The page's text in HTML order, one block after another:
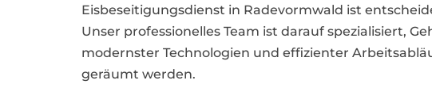
Eisbeseitigungsdienst in Radevormwald ist
Unser professionelles Team ist darauf spezialisiert,
modernster Technologien und effizienter
geräumt werden.